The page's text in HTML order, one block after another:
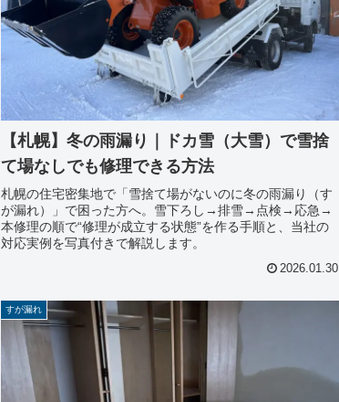
【札幌】冬の雨漏り｜ドカ雪（大雪）で雪捨
て場なしでも修理できる方法
札幌の住宅密集地で「雪捨て場がないのに冬の雨漏り（す
が漏れ）」で困った方へ。雪下ろし→排雪→点検→応急→
本修理の順で“修理が成立する状態”を作る手順と、当社の
対応実例を写真付きで解説します。
2026.01.30
すが漏れ